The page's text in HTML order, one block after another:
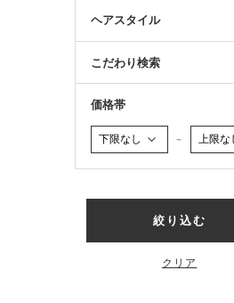
ヘアスタイル
こだわり検索
価格帯
～
絞り込む
クリア